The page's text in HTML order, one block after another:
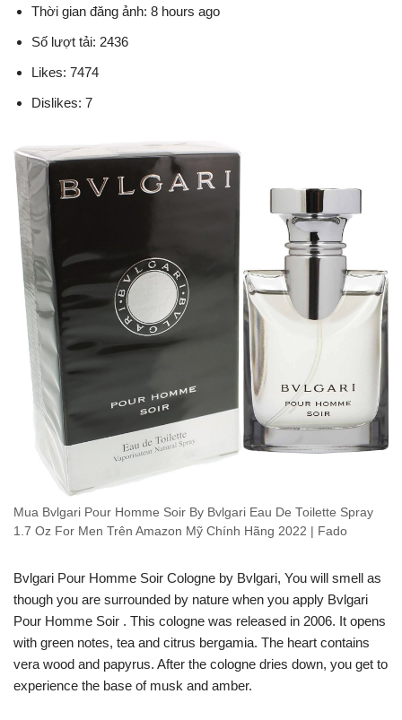
Thời gian đăng ảnh: 8 hours ago
Số lượt tải: 2436
Likes: 7474
Dislikes: 7
Mua Bvlgari Pour Homme Soir By Bvlgari Eau De Toilette Spray
1.7 Oz For Men Trên Amazon Mỹ Chính Hãng 2022 | Fado
Bvlgari Pour Homme Soir Cologne by Bvlgari, You will smell as
though you are surrounded by nature when you apply Bvlgari
Pour Homme Soir . This cologne was released in 2006. It opens
with green notes, tea and citrus bergamia. The heart contains
vera wood and papyrus. After the cologne dries down, you get to
experience the base of musk and amber.